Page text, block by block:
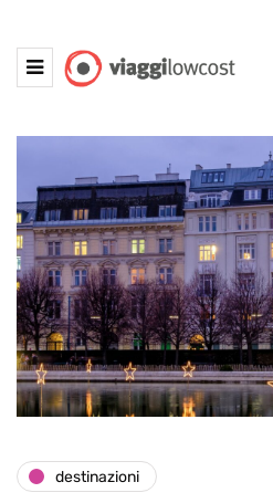
destinazioni